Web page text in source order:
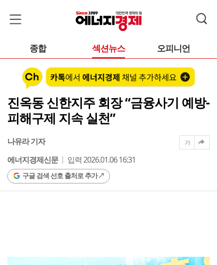
종합 섹션뉴스 오피니언
진옥동 신한지주 회장 “금융사기 예방-
피해구제 지속 실천”
나유라 기자
에너지경제신문
입력 2026.01.06 16:31
구글 검색 선호 출처로 추가
가